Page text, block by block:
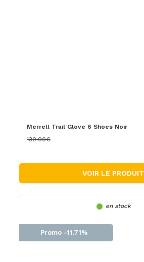
Merrell Trail Glove 6 Shoes Noir
130.00€
VOIR LE PRODUIT
en stock
Promo -11.71%